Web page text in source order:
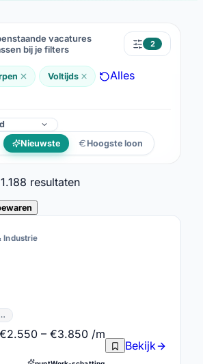
vacatures
bij je filters
2
Voltijds
Alles
Nieuwste Hoogste loon
1.188 resultaten
Industrie
€2.550 – €3.850 /m
Bekijk